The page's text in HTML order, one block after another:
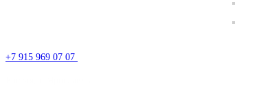
+7 915 969 07 07